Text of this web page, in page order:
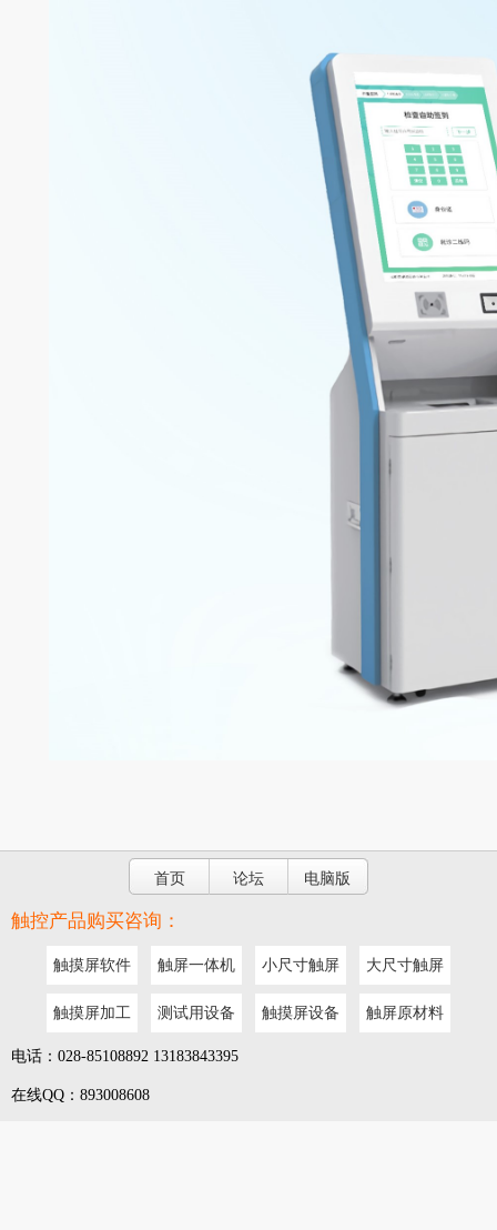
首页 论坛 电脑版
触控产品购买咨询：
触摸屏软件 触屏一体机 小尺寸触屏 大尺寸触屏
触摸屏加工 测试用设备 触摸屏设备 触屏原材料
电话：028-85108892 13183843395
在线QQ：893008608